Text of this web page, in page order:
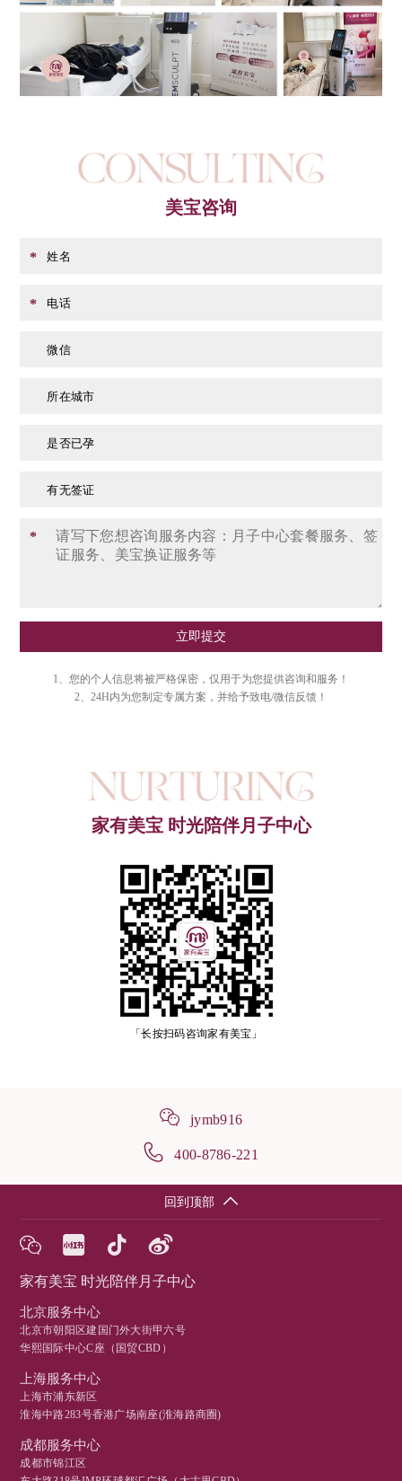
美宝咨询
* 姓名
* 电话
微信
所在城市
是否已孕
有无签证
*
立即提交
1、您的个人信息将被严格保密，仅用于为您提供咨询和服务！
2、24H内为您制定专属方案，并给予致电/微信反馈！
家有美宝 时光陪伴月子中心
「长按扫码咨询家有美宝」
jymb916
400-8786-221
回到顶部
家有美宝 时光陪伴月子中心
北京服务中心
北京市朝阳区建国门外大街甲六号
华熙国际中心C座（国贸CBD）
上海服务中心
上海市浦东新区
淮海中路283号香港广场南座(淮海路商圈)
成都服务中心
成都市锦江区